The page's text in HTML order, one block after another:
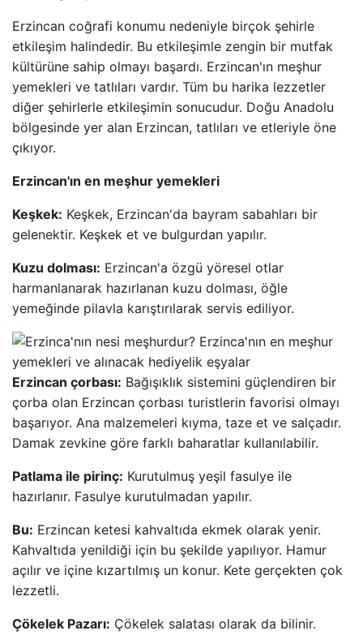
Erzincan coğrafi konumu nedeniyle birçok şehirle
etkileşim halindedir. Bu etkileşimle zengin bir mutfak
kültürüne sahip olmayı başardı. Erzincan'ın meşhur
yemekleri ve tatlıları vardır. Tüm bu harika lezzetler
diğer şehirlerle etkileşimin sonucudur. Doğu Anadolu
bölgesinde yer alan Erzincan, tatlıları ve etleriyle öne
çıkıyor.
Erzincan'ın en meşhur yemekleri
Keşkek: Keşkek, Erzincan'da bayram sabahları bir
gelenektir. Keşkek et ve bulgurdan yapılır.
Kuzu dolması: Erzincan'a özgü yöresel otlar
harmanlanarak hazırlanan kuzu dolması, öğle
yemeğinde pilavla karıştırılarak servis ediliyor.
Erzincan çorbası: Bağışıklık sistemini güçlendiren bir
çorba olan Erzincan çorbası turistlerin favorisi olmayı
başarıyor. Ana malzemeleri kıyma, taze et ve salçadır.
Damak zevkine göre farklı baharatlar kullanılabilir.
Patlama ile pirinç: Kurutulmuş yeşil fasulye ile
hazırlanır. Fasulye kurutulmadan yapılır.
Bu: Erzincan ketesi kahvaltıda ekmek olarak yenir.
Kahvaltıda yenildiği için bu şekilde yapılıyor. Hamur
açılır ve içine kızartılmış un konur. Kete gerçekten çok
lezzetli.
Çökelek Pazarı: Çökelek salatası olarak da bilinir.